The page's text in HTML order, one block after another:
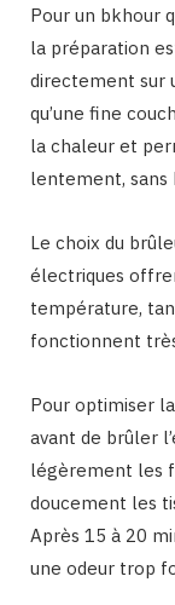
Pour un bkhour
la préparation
directement sur
qu’une fine
la chaleur et
lentement,
Le choix du
électriques
température,
fonctionnent
Pour optimiser
avant de brûler
légèrement les
doucement les
Après 15 à 20
une odeur trop